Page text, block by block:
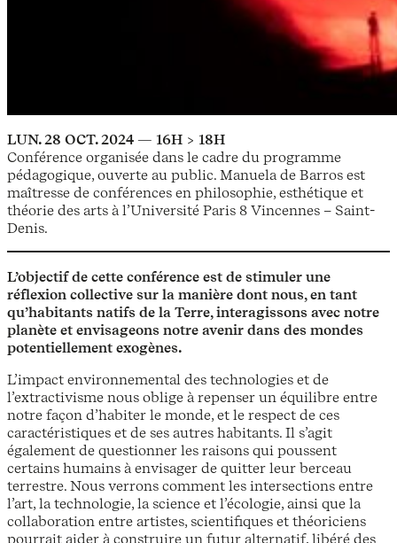
LUN. 28 OCT. 2024 — 16H > 18H
Conférence organisée dans le cadre du programme
pédagogique, ouverte au public. Manuela de Barros est
maîtresse de conférences en philosophie, esthétique et
théorie des arts à l’Université Paris 8 Vincennes – Saint-
Denis.
L’objectif de cette conférence est de stimuler une
réflexion collective sur la manière dont nous, en tant
qu’habitants natifs de la Terre, interagissons avec notre
planète et envisageons notre avenir dans des mondes
potentiellement exogènes.
L’impact environnemental des technologies et de
l’extractivisme nous oblige à repenser un équilibre entre
notre façon d’habiter le monde, et le respect de ces
caractéristiques et de ses autres habitants. Il s’agit
également de questionner les raisons qui poussent
certains humains à envisager de quitter leur berceau
terrestre. Nous verrons comment les intersections entre
l’art, la technologie, la science et l’écologie, ainsi que la
collaboration entre artistes, scientifiques et théoriciens
pourrait aider à construire un futur alternatif, libéré des